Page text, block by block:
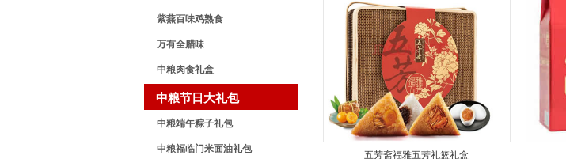
紫燕百味鸡熟食
万有全腊味
中粮肉食礼盒
中粮节日大礼包
中粮端午粽子礼包
中粮福临门米面油礼包
五芳斋福雅五芳礼篮礼盒